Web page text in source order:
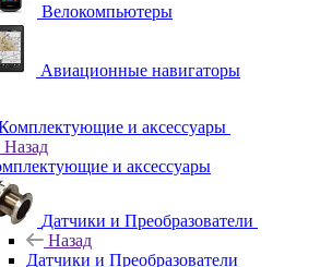
Велокомпьютеры
Авиационные навигаторы
и аксессуары
Назад
и аксессуары
Датчики и Преобразователи
Назад
Датчики и Преобразователи